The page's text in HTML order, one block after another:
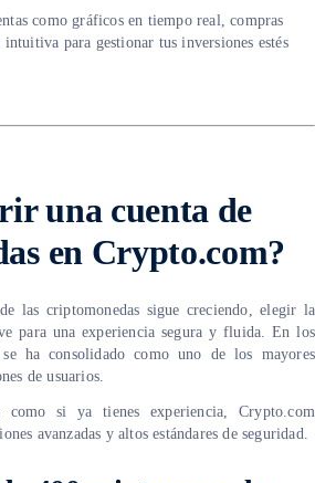
como gráficos en tiempo real, compras
para gestionar tus inversiones estés
una cuenta de
en Crypto.com?
las criptomonedas sigue creciendo, elegir la
para una experiencia segura y fluida. En los
ha consolidado como uno de los mayores
de usuarios.
como si ya tienes experiencia, Crypto.com
avanzadas y altos estándares de seguridad.